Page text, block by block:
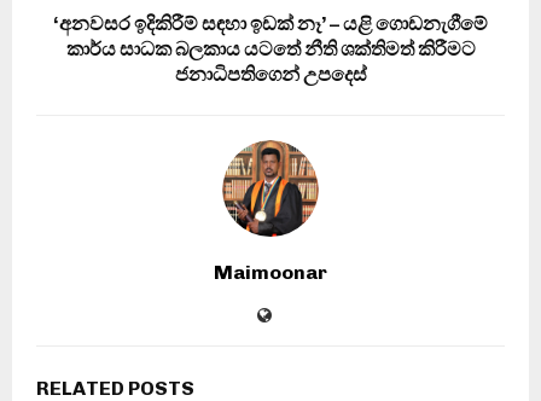
‘අනවසර ඉදිකිරීම් සඳහා ඉඩක් නෑ’ – යළි ගොඩනැගීමේ
කාර්ය සාධක බලකාය යටතේ නීති ශක්තිමත් කිරීමට
ජනාධිපතිගෙන් උපදෙස්
Maimoonar
RELATED POSTS